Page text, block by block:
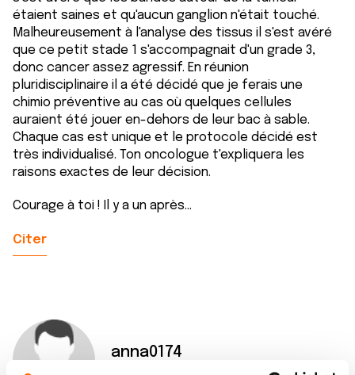
étaient saines et qu'aucun ganglion n'était touché.
Malheureusement à l'analyse des tissus il s'est avéré
que ce petit stade 1 s'accompagnait d'un grade 3,
donc cancer assez agressif. En réunion
pluridisciplinaire il a été décidé que je ferais une
chimio préventive au cas où quelques cellules
auraient été jouer en-dehors de leur bac à sable.
Chaque cas est unique et le protocole décidé est
très individualisé. Ton oncologue t'expliquera les
raisons exactes de leur décision.
Courage à toi ! Il y a un après...
Citer
anna0174